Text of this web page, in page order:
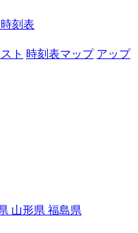
刻表
ト 時刻表マップ アップ
山形県 福島県